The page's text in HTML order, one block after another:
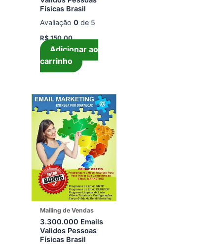
Físicas Brasil
Avaliação0 de 5
R$150,00
Adicionar ao
carrinho
Mailing de Vendas
3.300.000 Emails
Validos Pessoas
Físicas Brasil